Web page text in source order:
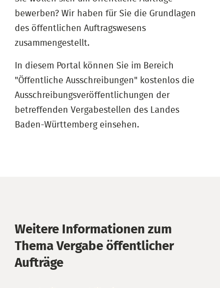
bewerben? Wir haben für Sie die Grundlagen
des öffentlichen Auftragswesens
zusammengestellt.
In diesem Portal können Sie im Bereich
"Öffentliche Ausschreibungen" kostenlos die
Ausschreibungsveröffentlichungen der
betreffenden Vergabestellen des Landes
Baden-Württemberg einsehen.
Weitere Informationen zum
Thema Vergabe öffentlicher
Aufträge